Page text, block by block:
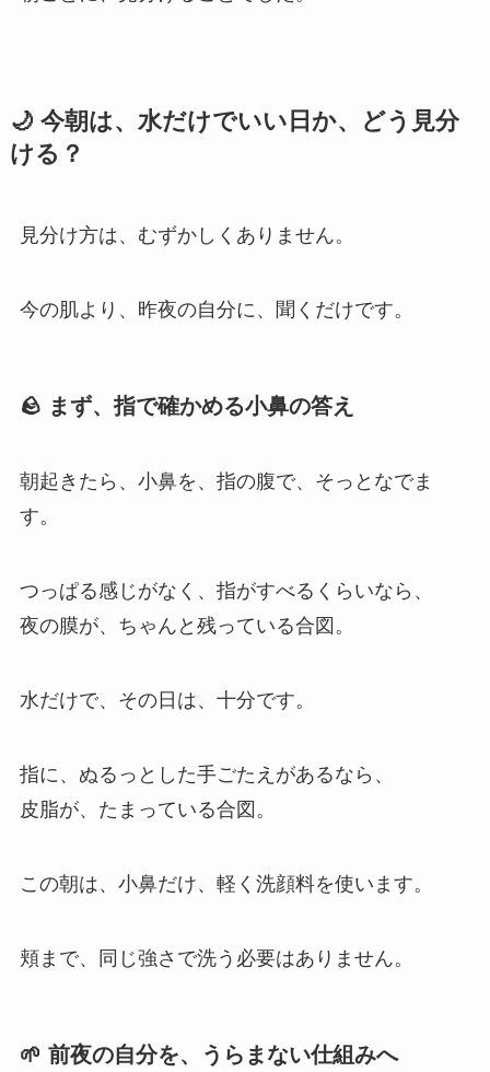
🌙 今朝は、水だけでいい日か、どう見分
ける？
見分け方は、むずかしくありません。
今の肌より、昨夜の自分に、聞くだけです。
🪨 まず、指で確かめる小鼻の答え
朝起きたら、小鼻を、指の腹で、そっとなでま
す。
つっぱる感じがなく、指がすべるくらいなら、
夜の膜が、ちゃんと残っている合図。
水だけで、その日は、十分です。
指に、ぬるっとした手ごたえがあるなら、
皮脂が、たまっている合図。
この朝は、小鼻だけ、軽く洗顔料を使います。
頬まで、同じ強さで洗う必要はありません。
🌱 前夜の自分を、うらまない仕組みへ